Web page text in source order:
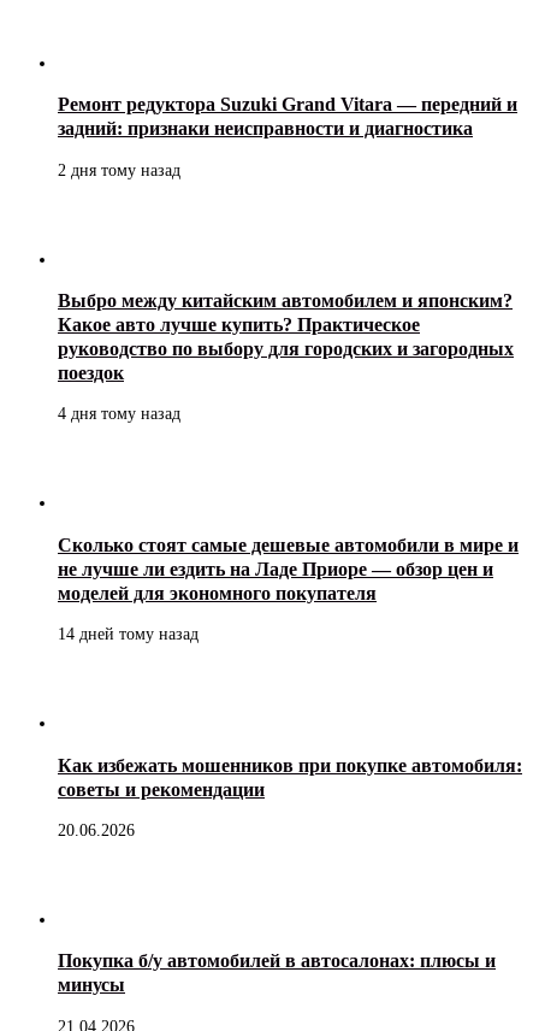
Ремонт редуктора Suzuki Grand Vitara — передний и
задний: признаки неисправности и диагностика
2 дня тому назад
Выбро между китайским автомобилем и японским?
Какое авто лучше купить? Практическое
руководство по выбору для городских и загородных
поездок
4 дня тому назад
Сколько стоят самые дешевые автомобили в мире и
не лучше ли ездить на Ладе Приоре — обзор цен и
моделей для экономного покупателя
14 дней тому назад
Как избежать мошенников при покупке автомобиля:
советы и рекомендации
20.06.2026
Покупка б/у автомобилей в автосалонах: плюсы и
минусы
21.04.2026